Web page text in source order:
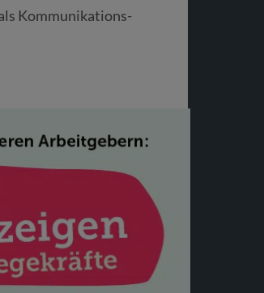
Kommunikations-